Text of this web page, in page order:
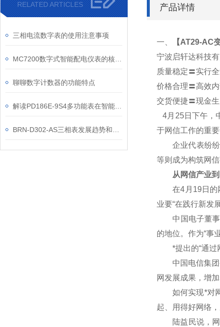
RELATED ARTICLES
三相电流数字表的使用注意事项
聊聊数字计数器的功能特点
产品详情
一、 【AT29-AC
宁波启轩达科技
质量稳定〓实行
价格合理〓高效
交货便捷〓现金
4月25日下午，
于网信工作的重
企业代表纷纷表
等则成为构筑网
从网信产业到
在4月19日的网
业要“在践行新发
中国电子董事长
的地位。作为“事
*提出的“通过网
中国电信集团公
网发展成果，增
如何实现*对网
起、用得好网络
陆益民说，网